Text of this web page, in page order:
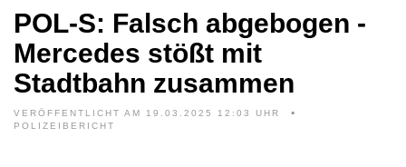
POL-S: Falsch abgebogen -
Mercedes stößt mit
Stadtbahn zusammen
VERÖFFENTLICHT AM 19.03.2025 12:03 UHR
POLIZEIBERICHT